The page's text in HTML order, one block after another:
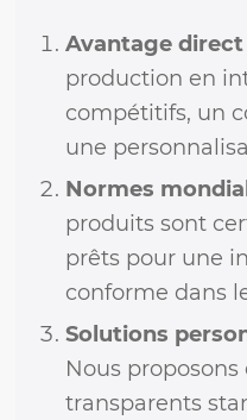
Avantage direct
production en
compétitifs, un
une
Normes
produits sont
prêts pour une
conforme dans
Solutions
Nous proposons
transparents